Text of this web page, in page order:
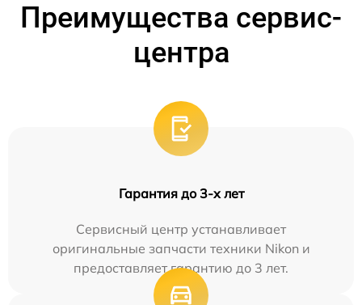
Преимущества сервис-
центра
Гарантия до 3-х лет
Сервисный центр устанавливает
оригинальные запчасти техники Nikon и
предоставляет гарантию до 3 лет.